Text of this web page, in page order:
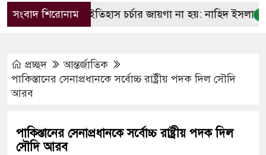
সংবাদ শিরোনাম
যেন দলীয় ইতিহাস চর্চার জায়গা না হয়: নাহিদ ইসলাম আজই
প্রচ্ছদ
আন্তর্জাতিক
পাকিস্তানের সেনাপ্রধানকে সর্বোচ্চ রাষ্ট্রীয় পদক দিল সৌদি
আরব
পাকিস্তানের সেনাপ্রধানকে সর্বোচ্চ রাষ্ট্রীয় পদক দিল
সৌদি আরব